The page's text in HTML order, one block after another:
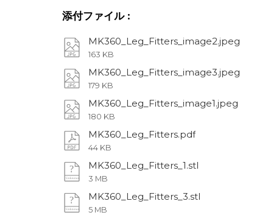
添付ファイル:
MK360_Leg_Fitters_image2.jpeg
163 KB
MK360_Leg_Fitters_image3.jpeg
179 KB
MK360_Leg_Fitters_image1.jpeg
180 KB
MK360_Leg_Fitters.pdf
44 KB
MK360_Leg_Fitters_1.stl
3 MB
MK360_Leg_Fitters_3.stl
5 MB